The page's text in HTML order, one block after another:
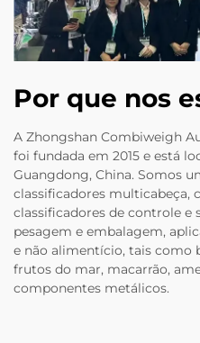
Por que nos
A Zhongshan Combiweigh
foi fundada em 2015 e está
Guangdong, China. Somos
classificadores multicabeça,
classificadores de controle e
pesagem e embalagem,
e não alimentício, tais como
frutos do mar, macarrão,
componentes metálicos.